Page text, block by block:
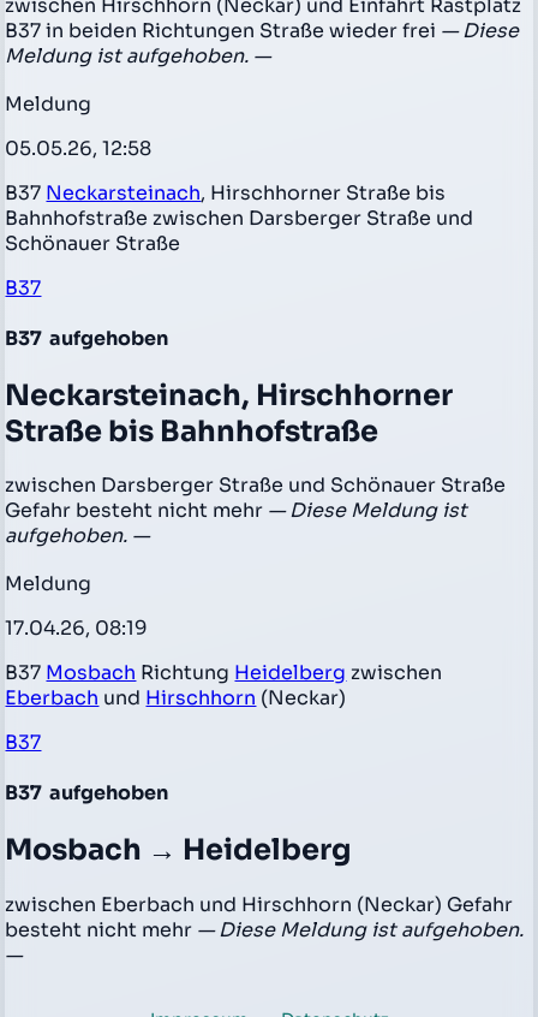
zwischen Hirschhorn (Neckar) und Einfahrt Rastplatz
B37 in beiden Richtungen Straße wieder frei — Diese
Meldung ist aufgehoben. —
Meldung
05.05.26, 12:58
B37 Neckarsteinach, Hirschhorner Straße bis
Bahnhofstraße zwischen Darsberger Straße und
Schönauer Straße
B37
B37 aufgehoben
Neckarsteinach, Hirschhorner
Straße bis Bahnhofstraße
zwischen Darsberger Straße und Schönauer Straße
Gefahr besteht nicht mehr — Diese Meldung ist
aufgehoben. —
Meldung
17.04.26, 08:19
B37 Mosbach Richtung Heidelberg zwischen
Eberbach und Hirschhorn (Neckar)
B37
B37 aufgehoben
Mosbach → Heidelberg
zwischen Eberbach und Hirschhorn (Neckar) Gefahr
besteht nicht mehr — Diese Meldung ist aufgehoben.
—